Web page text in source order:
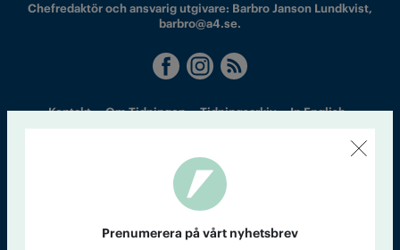
Chefredaktör och ansvarig utgivare: Barbro Janson Lundkvist,
barbro@a4.se.
Kontakt Om Tidningen Tidningsarkiv In English
Accent
Prenumerera på vårt nyhetsbrev